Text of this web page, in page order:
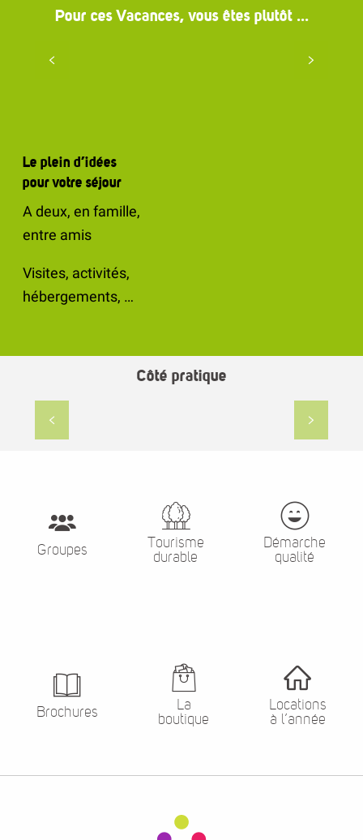
Pour ces Vacances, vous êtes plutôt ...
Le plein d’idées
pour votre séjour
A deux, en famille,
entre amis
Visites, activités,
hébergements, …
Côté pratique
Groupes
Tourisme
durable
Démarche
qualité
Brochures
La
boutique
Locations
à l’année